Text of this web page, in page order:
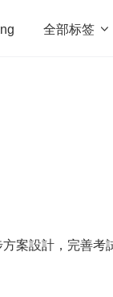
全部标签 
案設計，完善考